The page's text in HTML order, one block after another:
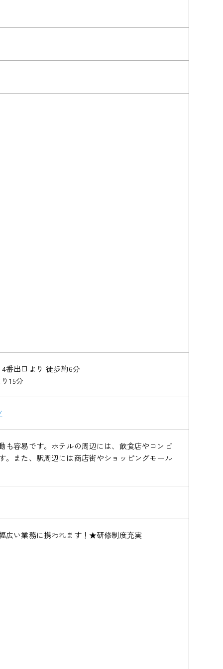
番出口より 徒歩約6分
15分
も容易です。ホテルの周辺には、飲食店やコンビ
。また、駅周辺には商店街やショッピングモール
広い業務に携われます！★研修制度充実